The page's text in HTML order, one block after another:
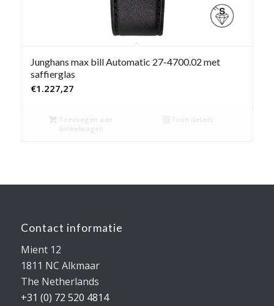
Junghans max bill Automatic 27-4700.02 met
saffierglas
€1.227,27
Toevoegen aan
winkelwagen
Toon details
Contact informatie
Mient 12
1811 NC Alkmaar
The Netherlands
+31 (0) 72 520 4814